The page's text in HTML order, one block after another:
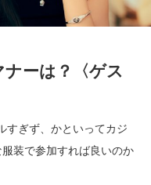
ーは？〈ゲス
すぎず、かといってカジ
装で参加すれば良いのか